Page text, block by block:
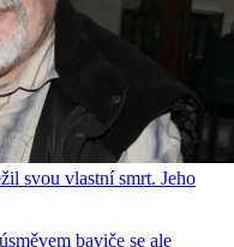
svou vlastní smrt. Jeho
baviče se ale